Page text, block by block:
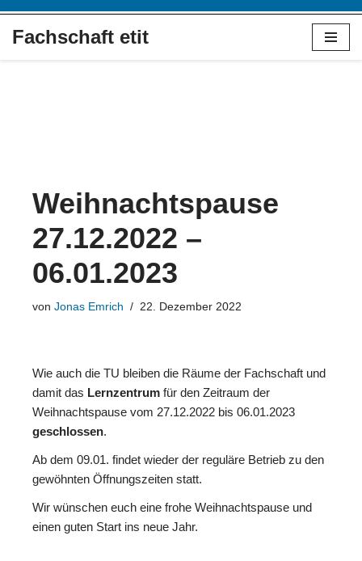
Fachschaft etit
Weihnachtspause
27.12.2022 –
06.01.2023
von Jonas Emrich 22. Dezember 2022
Wie auch die TU bleiben die Räume der Fachschaft und
damit das Lernzentrum für den Zeitraum der
Weihnachtspause vom 27.12.2022 bis 06.01.2023
geschlossen.
Ab dem 09.01. findet wieder der reguläre Betrieb zu den
gewöhnten Öffnungszeiten statt.
Wir wünschen euch eine frohe Weihnachtspause und
einen guten Start ins neue Jahr.